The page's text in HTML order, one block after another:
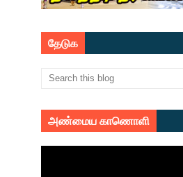
தேடுக
அண்மைய காணொளி